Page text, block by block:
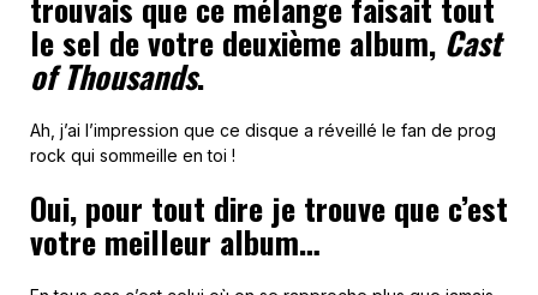
le sel de votre deuxième album, Cast
of Thousands.
Ah, j’ai l’impression que ce disque a réveillé le fan de prog
rock qui sommeille en toi !
Oui, pour tout dire je trouve que c’est
votre meilleur album…